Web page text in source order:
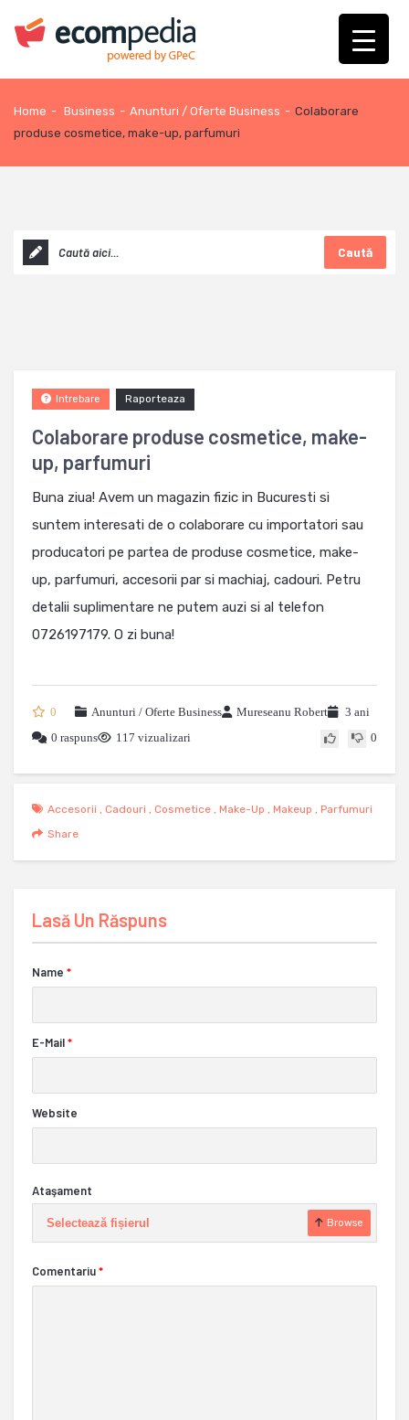
Home - Business - Anunturi / Oferte Business - Colaborare
produse cosmetice, make-up, parfumuri
Caută
Colaborare produse cosmetice, make-
up, parfumuri
Raporteaza
Intrebare
Buna ziua! Avem un magazin fizic in Bucuresti si
suntem interesati de o colaborare cu importatori sau
producatori pe partea de produse cosmetice, make-
up, parfumuri, accesorii par si machiaj, cadouri. Petru
detalii suplimentare ne putem auzi si al telefon
0726197179. O zi buna!
0 Anunturi / Oferte Business Mureseanu Robert
3 ani
0 raspuns
117 vizualizari 0
Accesorii , Cadouri , Cosmetice , Make-Up , Makeup , Parfumuri
Share
Lasă Un Răspuns
Name *
E-Mail*
Website
Ataşament
Selectează fișierul Browse
Comentariu*